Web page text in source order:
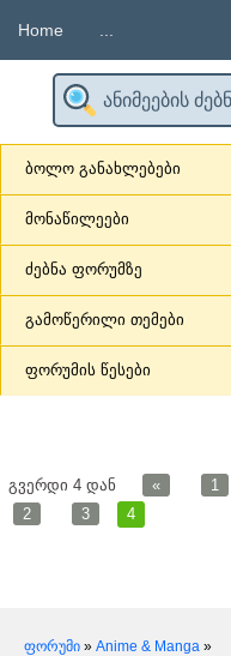
Home
ბოლო განახლებები
მონაწილეები
ძებნა ფორუმზე
გამოწერილი თემები
ფორუმის წესები
გვერდი 4 დან «
1
2
3 4
ფორუმი » Anime & Manga »